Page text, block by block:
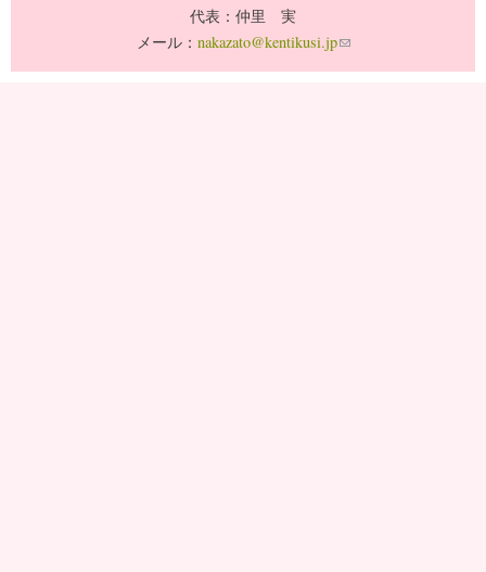
代表：仲里 実
メール： nakazato@kentikusi.jp(link sends e-mail)